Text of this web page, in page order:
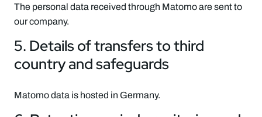
The personal data received through Matomo are sent to
our company.
5. Details of transfers to third
country and safeguards
Matomo data is hosted in Germany.